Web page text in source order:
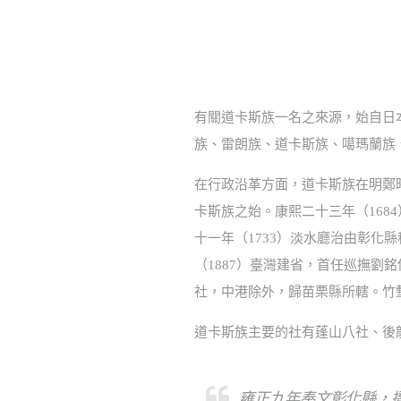
有關道卡斯族一名之來源，始自
族、雷朗族、道卡斯族、噶瑪蘭
在行政沿革方面，道卡斯族在明
卡斯族之始。康熙二十三年（
十一年（1733）淡水廳治由彰化
（1887）臺灣建省，首任巡撫劉
社，中港除外，歸苗栗縣所轄。
道卡斯族主要的社有蓬山八社、